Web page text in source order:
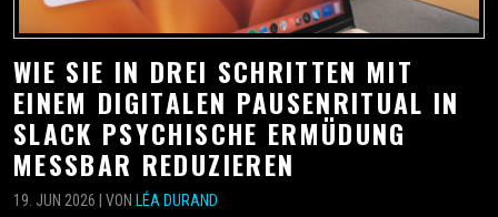
WIE SIE IN DREI SCHRITTEN MIT
EINEM DIGITALEN PAUSENRITUAL IN
SLACK PSYCHISCHE ERMÜDUNG
MESSBAR REDUZIEREN
19. JUN 2026 | VON LÉA DURAND